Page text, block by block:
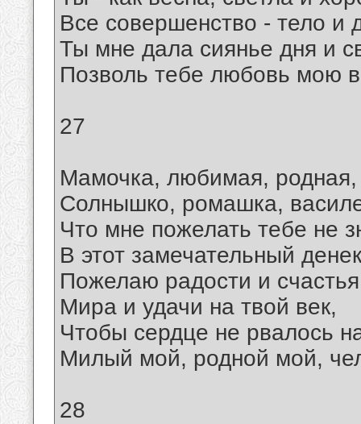
Все совершенство - тело и
Ты мне дала сиянье дня и
Позволь тебе любовь мою
27
Мамочка, любимая, родная,
Солнышко, ромашка,
Что мне пожелать тебе не
В этот замечательный
Пожелаю радости и
Мира и удачи на твой век,
Чтобы сердце не рвалось
Милый мой, родной мой,
28